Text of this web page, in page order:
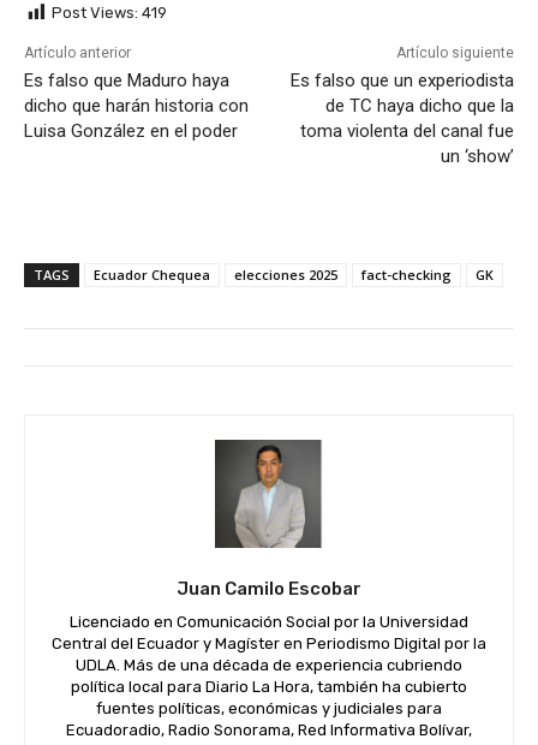
Post Views: 419
Artículo anterior
Es falso que Maduro haya
dicho que harán historia con
Luisa González en el poder
Artículo siguiente
Es falso que un experiodista
de TC haya dicho que la
toma violenta del canal fue
un ‘show’
TAGS Ecuador Chequea elecciones 2025 fact-checking GK
Juan Camilo Escobar
Licenciado en Comunicación Social por la Universidad
Central del Ecuador y Magíster en Periodismo Digital por la
UDLA. Más de una década de experiencia cubriendo
política local para Diario La Hora, también ha cubierto
fuentes políticas, económicas y judiciales para
Ecuadoradio, Radio Sonorama, Red Informativa Bolívar,